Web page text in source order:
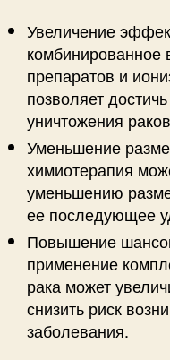
Увеличение
комбинированное
препаратов и
позволяет
уничтожения
Уменьшение
химиотерапия
уменьшению
ее последующее
Повышение
применение
рака может
снизить риск
заболевания.